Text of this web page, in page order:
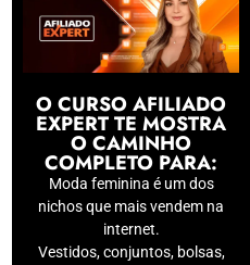
O CURSO AFILIADO
EXPERT TE MOSTRA
O CAMINHO
COMPLETO PARA:
Moda feminina é um dos
nichos que mais vendem na
internet.
Vestidos, conjuntos, bolsas,